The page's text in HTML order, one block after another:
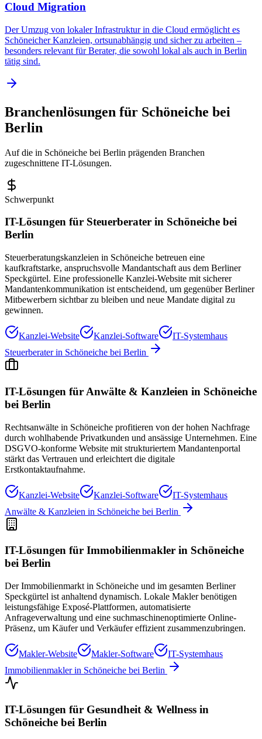
Cloud Migration
Der Umzug von lokaler Infrastruktur in die Cloud ermöglicht es
Schöneicher Kanzleien, ortsunabhängig und sicher zu arbeiten –
besonders relevant für Berater, die sowohl lokal als auch in Berlin
tätig sind.
Branchenlösungen für Schöneiche bei
Berlin
Auf die in Schöneiche bei Berlin prägenden Branchen
zugeschnittene IT-Lösungen.
Schwerpunkt
IT-Lösungen für Steuerberater in Schöneiche bei
Berlin
Steuerberatungskanzleien in Schöneiche betreuen eine
kaufkraftstarke, anspruchsvolle Mandantschaft aus dem Berliner
Speckgürtel. Eine professionelle Kanzlei-Website mit sicherer
Mandantenkommunikation ist entscheidend, um gegenüber Berliner
Mitbewerbern sichtbar zu bleiben und neue Mandate digital zu
gewinnen.
Kanzlei-Website Kanzlei-Software
IT-Systemhaus
Steuerberaterin Schöneiche bei Berlin
IT-Lösungen für Anwälte & Kanzleien in Schöneiche
bei Berlin
Rechtsanwälte in Schöneiche profitieren von der hohen Nachfrage
durch wohlhabende Privatkunden und ansässige Unternehmen. Eine
DSGVO-konforme Website mit strukturiertem Mandantenportal
stärkt das Vertrauen und erleichtert die digitale
Erstkontaktaufnahme.
Kanzlei-Website Kanzlei-Software
IT-Systemhaus
Anwälte & Kanzleien in Schöneiche bei Berlin
IT-Lösungen für Immobilienmakler in Schöneiche
bei Berlin
Der Immobilienmarkt in Schöneiche und im gesamten Berliner
Speckgürtel ist anhaltend dynamisch. Lokale Makler benötigen
leistungsfähige Exposé-Plattformen, automatisierte
Anfrageverwaltung und eine suchmaschinenoptimierte Online-
Präsenz, um Käufer und Verkäufer effizient zusammenzubringen.
Makler-Website Makler-Software
IT-Systemhaus
Immobilienmaklerin Schöneiche bei Berlin
IT-Lösungen für Gesundheit & Wellness in
Schöneiche bei Berlin